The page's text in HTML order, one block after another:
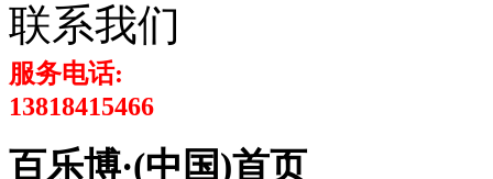
联系我们
服务电话:
13818415466
百乐博·(中国)首页